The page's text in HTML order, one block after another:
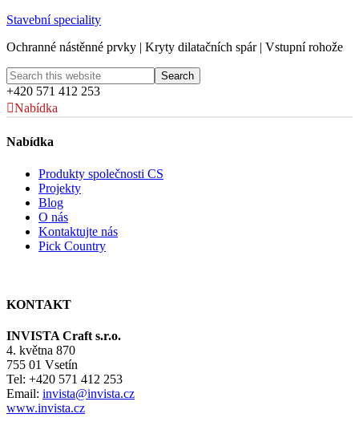
Stavební speciality
Ochranné nástěnné prvky | Kryty dilatačních spár | Vstupní rohože
+420 571 412 253
Nabídka
Nabídka
Produkty společnosti CS
Projekty
Blog
O nás
Kontaktujte nás
Pick Country
KONTAKT
INVISTA Craft s.r.o.
4. května 870
755 01 Vsetín
Tel: +420 571 412 253
Email: invista@invista.cz
www.invista.cz